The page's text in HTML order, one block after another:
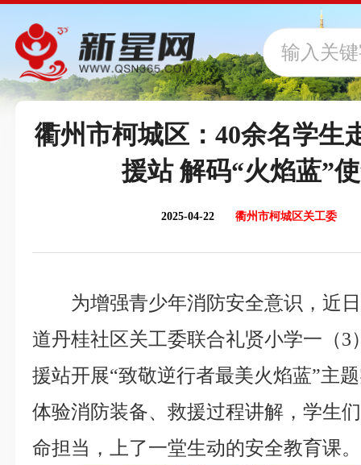
衢州市柯城区：​40余名学生
援站 解码“火焰蓝”
2025-04-22 衢州市柯城区关工委
为增强青少年消防安全意识，近
道丹桂社区关工委联合礼贤小学一（3
援站开展“致敬逆行者最美火焰蓝”主
体验消防装备、救援过程讲解，学生
命担当，上了一堂生动的安全教育课。